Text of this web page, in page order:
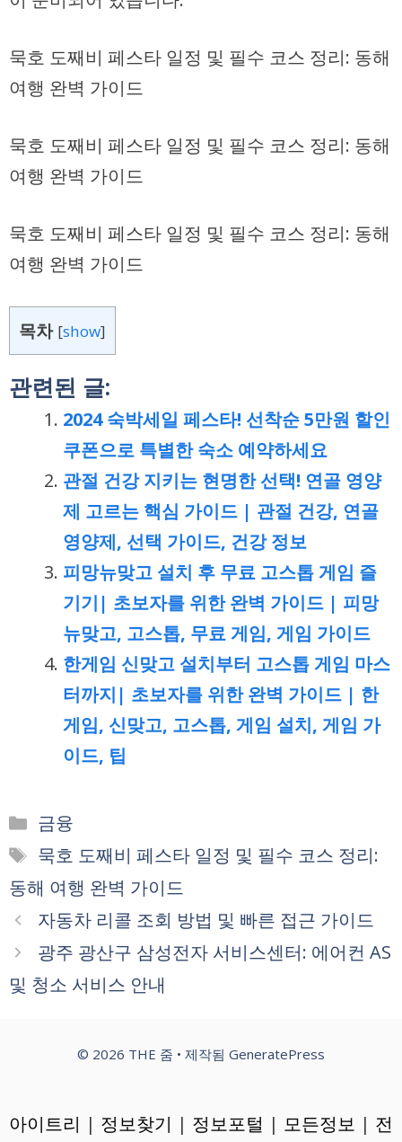
묵호 도째비 페스타 일정 및 필수 코스 정리: 동해
여행 완벽 가이드
묵호 도째비 페스타 일정 및 필수 코스 정리: 동해
여행 완벽 가이드
묵호 도째비 페스타 일정 및 필수 코스 정리: 동해
여행 완벽 가이드
목차 [show]
관련된 글:
2024 숙박세일 페스타! 선착순 5만원 할인
쿠폰으로 특별한 숙소 예약하세요
관절 건강 지키는 현명한 선택! 연골 영양
제 고르는 핵심 가이드 | 관절 건강, 연골
영양제, 선택 가이드, 건강 정보
피망뉴맞고 설치 후 무료 고스톱 게임 즐
기기| 초보자를 위한 완벽 가이드 | 피망
뉴맞고, 고스톱, 무료 게임, 게임 가이드
한게임 신맞고 설치부터 고스톱 게임 마스
터까지| 초보자를 위한 완벽 가이드 | 한
게임, 신맞고, 고스톱, 게임 설치, 게임 가
이드, 팁
카
테
리
금융
태
그
묵호 도째비 페스타 일정 및 필수 코스 정리:
동해 여행 완벽 가이드
자동차 리콜 조회 방법 및 빠른 접근 가이드
광주 광산구 삼성전자 서비스센터: 에어컨 AS
및 청소 서비스 안내
© 2026 THE 줌 • 제작됨 GeneratePress
아이트리 | 정보찾기 | 정보포털 | 모든정보 | 전